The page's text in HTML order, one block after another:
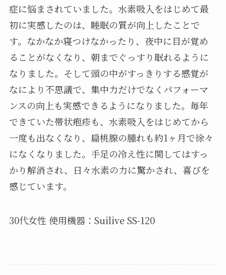
症に悩まされていました。水素吸入をはじめて最
初に実感したのは、睡眠の質が向上したことで
す。なかなか寝つけなかったり、夜中に目が覚め
ることがなくなり、朝までぐっすり眠れるように
なりました。そして頭の中がすっきりする感覚が
なにより不思議で、集中力だけでなくパフォーマ
ンスの向上も実感できるようになりました。毎年
できていた帯状疱疹も、水素吸入をはじめてから
一度も出なくなり、扁桃腺の腫れも約1ヶ月で徐々
になくなりました。手足の冷え性に関してはすっ
かり解消され、日々水素の力に驚かされ、喜びを
感じています。
30代女性 使用機器：Suilive SS-120